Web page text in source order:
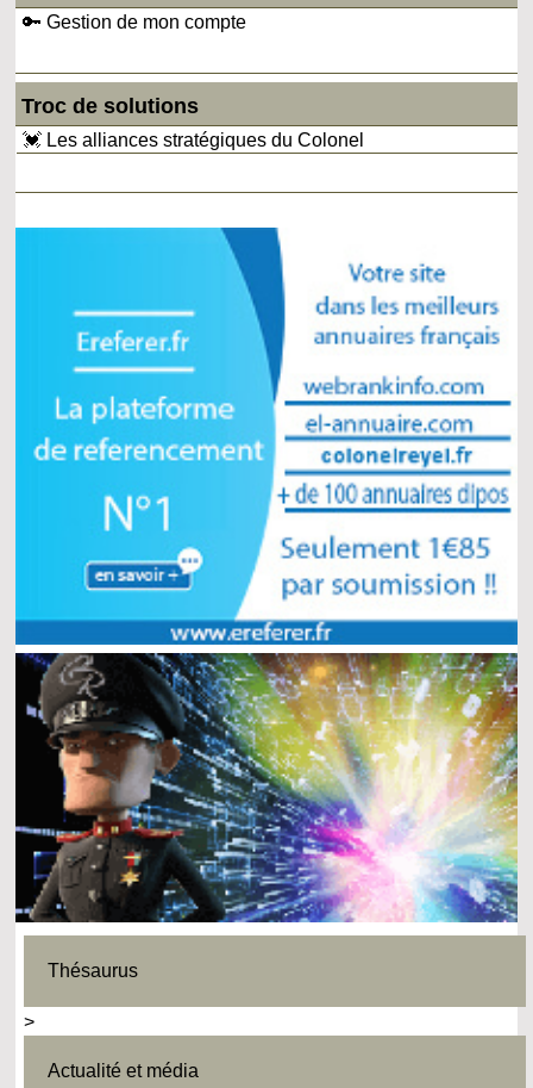
🔑 Gestion de mon compte
Troc de solutions
💓 Les alliances stratégiques du Colonel
Thésaurus
>
Actualité et média